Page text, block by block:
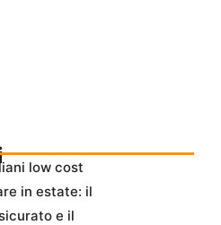
low cost
in estate: il
e il